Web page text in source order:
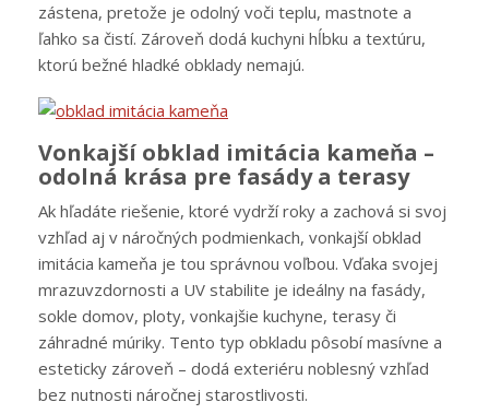
zástena, pretože je odolný voči teplu, mastnote a
ľahko sa čistí. Zároveň dodá kuchyni hĺbku a textúru,
ktorú bežné hladké obklady nemajú.
Vonkajší obklad imitácia kameňa –
odolná krása pre fasády a terasy
Ak hľadáte riešenie, ktoré vydrží roky a zachová si svoj
vzhľad aj v náročných podmienkach, vonkajší obklad
imitácia kameňa je tou správnou voľbou. Vďaka svojej
mrazuvzdornosti a UV stabilite je ideálny na fasády,
sokle domov, ploty, vonkajšie kuchyne, terasy či
záhradné múriky. Tento typ obkladu pôsobí masívne a
esteticky zároveň – dodá exteriéru noblesný vzhľad
bez nutnosti náročnej starostlivosti.